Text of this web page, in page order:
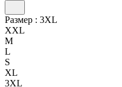
Размер : 3XL
XXL
M
L
S
XL
3XL